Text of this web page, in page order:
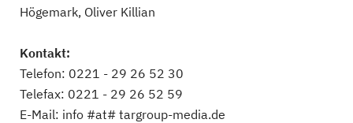
Högemark, Oliver Killian
Kontakt:
Telefon: 0221 - 29 26 52 30
Telefax: 0221 - 29 26 52 59
E-Mail: info #at# targroup-media.de